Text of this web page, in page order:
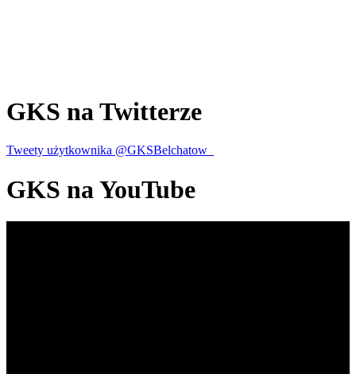
GKS na Twitterze
Tweety użytkownika @GKSBelchatow_
GKS na YouTube